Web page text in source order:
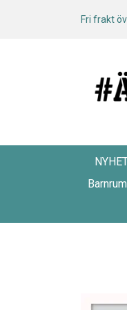
Fri frakt